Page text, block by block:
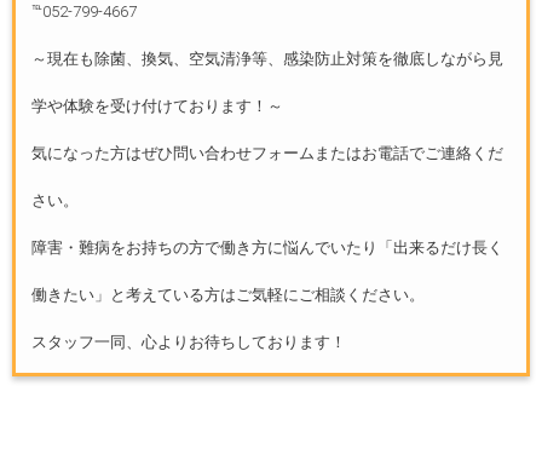
℡052-799-4667
～現在も除菌、換気、空気清浄等、感染防止対策を徹底しながら見
学や体験を受け付けております！～
気になった方はぜひ問い合わせフォームまたはお電話でご連絡くだ
さい。
障害・難病をお持ちの方で働き方に悩んでいたり「出来るだけ長く
働きたい」と考えている方はご気軽にご相談ください。
スタッフ一同、心よりお待ちしております！